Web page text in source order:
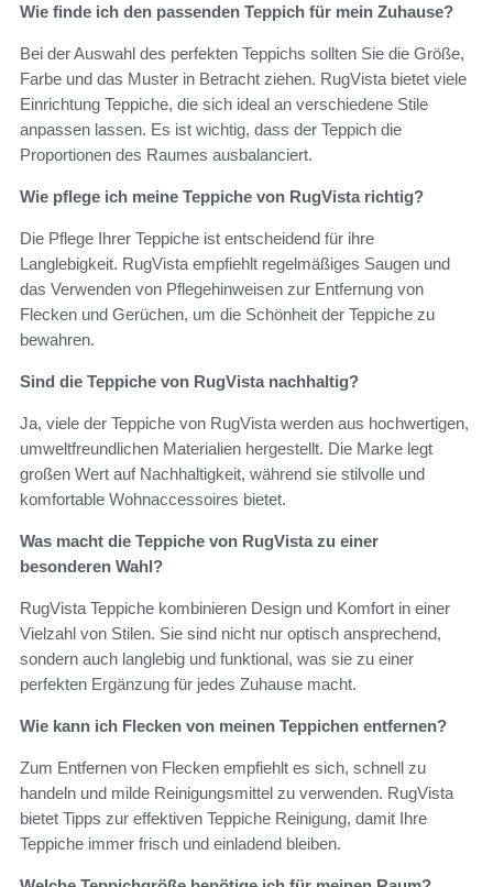
Wie finde ich den passenden Teppich für mein Zuhause?
Bei der Auswahl des perfekten Teppichs sollten Sie die Größe,
Farbe und das Muster in Betracht ziehen. RugVista bietet viele
Einrichtung Teppiche, die sich ideal an verschiedene Stile
anpassen lassen. Es ist wichtig, dass der Teppich die
Proportionen des Raumes ausbalanciert.
Wie pflege ich meine Teppiche von RugVista richtig?
Die Pflege Ihrer Teppiche ist entscheidend für ihre
Langlebigkeit. RugVista empfiehlt regelmäßiges Saugen und
das Verwenden von Pflegehinweisen zur Entfernung von
Flecken und Gerüchen, um die Schönheit der Teppiche zu
bewahren.
Sind die Teppiche von RugVista nachhaltig?
Ja, viele der Teppiche von RugVista werden aus hochwertigen,
umweltfreundlichen Materialien hergestellt. Die Marke legt
großen Wert auf Nachhaltigkeit, während sie stilvolle und
komfortable Wohnaccessoires bietet.
Was macht die Teppiche von RugVista zu einer
besonderen Wahl?
RugVista Teppiche kombinieren Design und Komfort in einer
Vielzahl von Stilen. Sie sind nicht nur optisch ansprechend,
sondern auch langlebig und funktional, was sie zu einer
perfekten Ergänzung für jedes Zuhause macht.
Wie kann ich Flecken von meinen Teppichen entfernen?
Zum Entfernen von Flecken empfiehlt es sich, schnell zu
handeln und milde Reinigungsmittel zu verwenden. RugVista
bietet Tipps zur effektiven Teppiche Reinigung, damit Ihre
Teppiche immer frisch und einladend bleiben.